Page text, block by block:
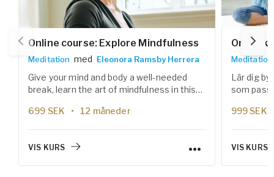
Online course: Explore Mindfulness
Meditation med Eleonora Ramsby Herrera
Give your mind and body a well-needed
break, learn the art of mindfulness in this
699 SEK 12 måneder
VIS KURS
Meditation
Lär dig
som
effektiva
999 SEK
VIS KURS